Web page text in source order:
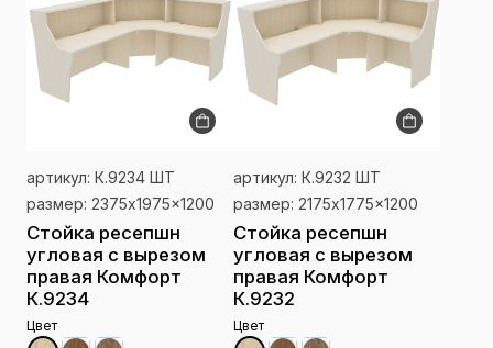
артикул: К.9234 ШТ
размер: 2375x1975x1200
Стойка ресепшн
угловая с вырезом
правая Комфорт
К.9234
Цвет
артикул: К.9232 ШТ
размер: 2175x1775x1200
Стойка ресепшн
угловая с вырезом
правая Комфорт
К.9232
Цвет